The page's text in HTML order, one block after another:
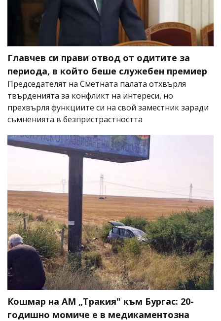
Главчев си прави отвод от одитите за
периода, в който беше служебен премиер
Председателят на Сметната палата отхвърля
твърденията за конфликт на интереси, но
прехвърля функциите си на свой заместник заради
съмненията в безпристрастността
Кошмар на АМ „Тракия" към Бургас: 20-
годишно момиче е в медикаментозна